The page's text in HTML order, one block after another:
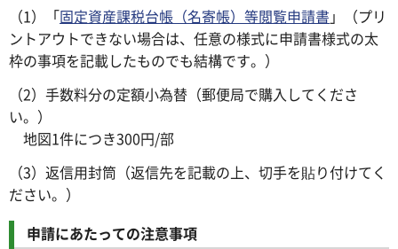
（1）「固定資産課税台帳（名寄帳）等閲覧申請書 」（プリ
ントアウトできない場合は、任意の様式に申請書様式の太
枠の事項を記載したものでも結構です。）
（2）手数料分の定額小為替（郵便局で購入してくださ
い。）
地図1件につき300円/部
（3）返信用封筒（返信先を記載の上、切手を貼り付けてく
ださい。）
申請にあたっての注意事項